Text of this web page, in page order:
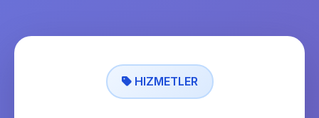
HIZMETLER